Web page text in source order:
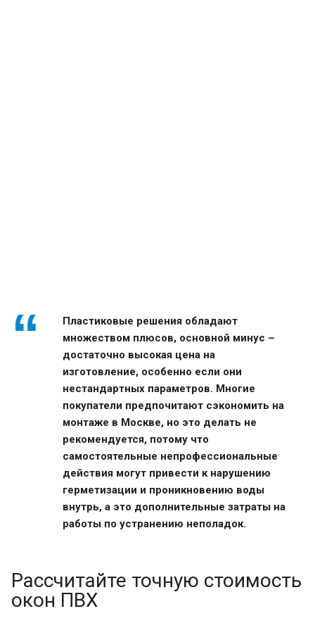
Пластиковые решения обладают
множеством плюсов, основной минус –
достаточно высокая цена на
изготовление, особенно если они
нестандартных параметров. Многие
покупатели предпочитают сэкономить на
монтаже в Москве, но это делать не
рекомендуется, потому что
самостоятельные непрофессиональные
действия могут привести к нарушению
герметизации и проникновению воды
внутрь, а это дополнительные затраты на
работы по устранению неполадок.
Рассчитайте точную стоимость
окон ПВХ